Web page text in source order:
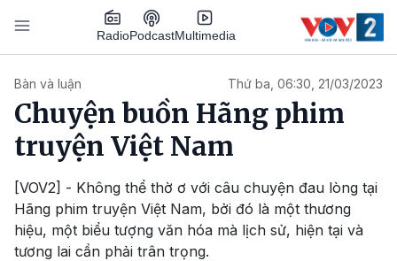
Nhảy đến nội dung
RadioPodcastMultimedia
Bàn và luận Thứ ba, 06:30, 21/03/2023
Chuyện buồn Hãng phim
truyện Việt Nam
[VOV2] - Không thể thờ ơ với câu chuyện đau lòng tại
Hãng phim truyện Việt Nam, bởi đó là một thương
hiệu, một biểu tượng văn hóa mà lịch sử, hiện tại và
tương lai cần phải trân trọng.